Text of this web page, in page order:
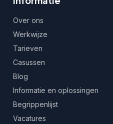
Over ons
Werkwijze
Tarieven
Casussen
Blog
Informatie en oplossingen
Begrippenlijst
Vacatures